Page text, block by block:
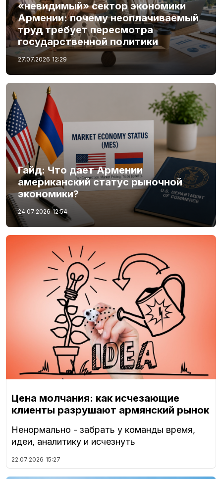
«невидимый» сектор экономики
Армении: почему неоплачиваемый
труд требует пересмотра
государственной политики
27.07.2026 12:29
Гайд: Что дает Армении
американский статус рыночной
экономики?
24.07.2026 12:54
Цена молчания: как исчезающие
клиенты разрушают армянский рынок
Ненормально - забрать у команды время,
идеи, аналитику и исчезнуть
22.07.2026 15:27